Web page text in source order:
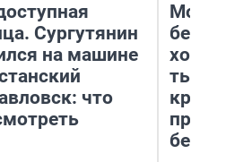
Сургутянин
на машине
что
Мой